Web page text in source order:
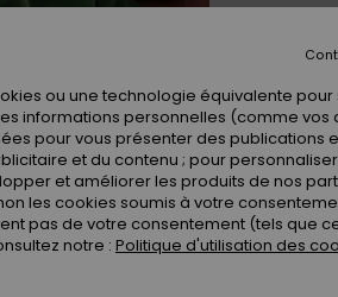
BONS
VENTE
ou une technologie équivalente
informations personnelles (comme vos
pour vous présenter des publications
et du contenu ; pour
et améliorer les produits de nos
les cookies soumis à votre
pas de votre consentement (tels que
notre : Politique d'utilisation des